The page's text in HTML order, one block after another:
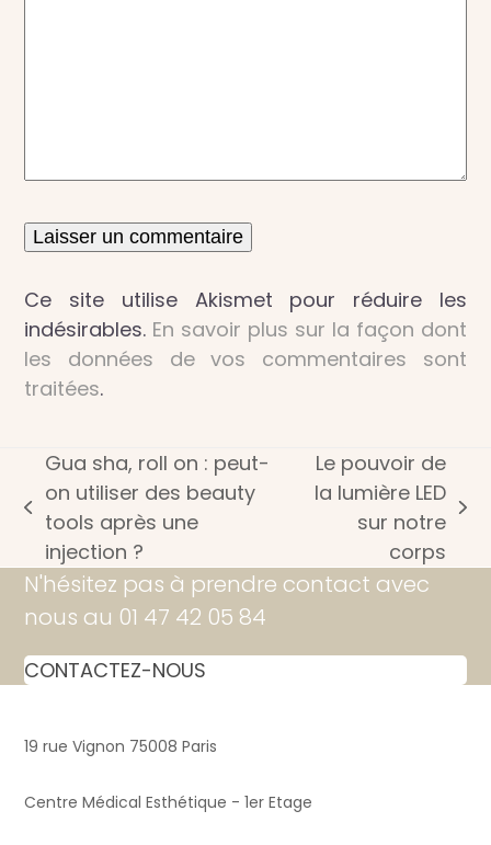
Ce site utilise Akismet pour réduire les
indésirables. En savoir plus sur la façon dont
les données de vos commentaires sont
traitées.
previous
post:
Gua sha, roll on : peut-
on utiliser des beauty
tools après une
injection ?
Le pouvoir de
la lumière LED
sur notre
corps
N'hésitez pas à prendre contact avec
nous au 01 47 42 05 84
CONTACTEZ-NOUS
19 rue Vignon 75008 Paris
Centre Médical Esthétique - 1er Etage